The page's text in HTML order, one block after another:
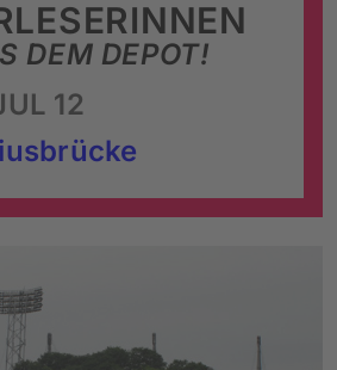
DEM DEPOT!
12